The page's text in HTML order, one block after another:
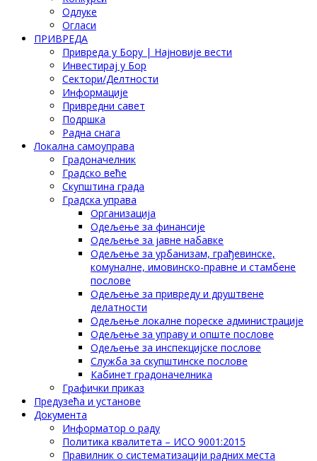
Одлуке
Огласи
ПРИВРЕДА
Привреда у Бору | Најновије вести
Инвестирај у Бор
Сектори/Делтности
Информације
Привредни савет
Подршка
Радна снага
Локална самоуправа
Градоначелник
Градско веће
Скупштина града
Градска управа
Организација
Одељење за финансије
Одељење за јавне набавке
Одељење за урбанизам, грађевинске,
комуналне, имовинско-правне и стамбене
послове
Одељење за привреду и друштвене
делатности
Одељење локалне пореске администрације
Одељење за управу и опште послове
Одељење за инспекцијске послове
Служба за скупштинске послове
Кабинет градоначелника
Графички приказ
Предузећа и установе
Документа
Информатор о раду
Политика квалитета – ИСО 9001:2015
Правилник о систематизацији радних места